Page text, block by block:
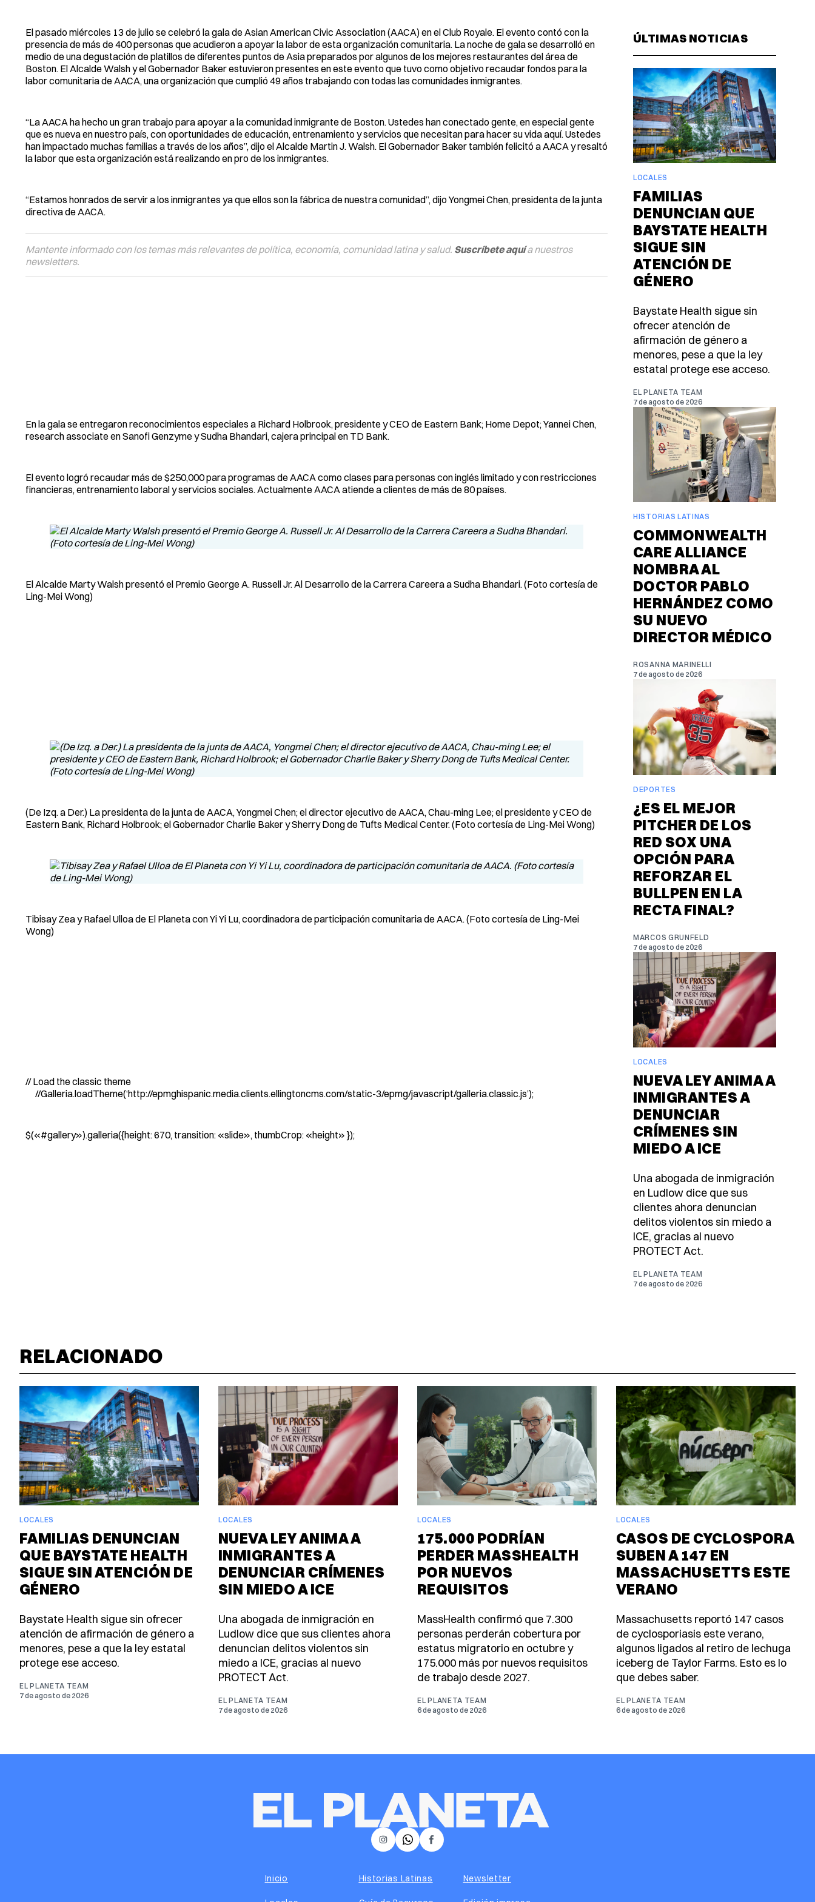
El pasado miércoles 13 de julio se celebró la gala de Asian American Civic Association (AACA) en el Club Royale. El evento contó con la
presencia de más de 400 personas que acudieron a apoyar la labor de esta organización comunitaria. La noche de gala se desarrolló en
medio de una degustación de platillos de diferentes puntos de Asia preparados por algunos de los mejores restaurantes del área de
Boston. El Alcalde Walsh y el Gobernador Baker estuvieron presentes en este evento que tuvo como objetivo recaudar fondos para la
labor comunitaria de AACA, una organización que cumplió 49 años trabajando con todas las comunidades inmigrantes.
“La AACA ha hecho un gran trabajo para apoyar a la comunidad inmigrante de Boston. Ustedes han conectado gente, en especial gente
que es nueva en nuestro país, con oportunidades de educación, entrenamiento y servicios que necesitan para hacer su vida aquí. Ustedes
han impactado muchas familias a través de los años”, dijo el Alcalde Martin J. Walsh. El Gobernador Baker también felicitó a AACA y resaltó
la labor que esta organización está realizando en pro de los inmigrantes.
“Estamos honrados de servir a los inmigrantes ya que ellos son la fábrica de nuestra comunidad”, dijo Yongmei Chen, presidenta de la junta
directiva de AACA.
Mantente informado con los temas más relevantes de política, economía, comunidad latina y salud. Suscríbete aquía nuestros
newsletters.
En la gala se entregaron reconocimientos especiales a Richard Holbrook, presidente y CEO de Eastern Bank; Home Depot; Yannei Chen,
research associate en Sanofi Genzyme y Sudha Bhandari, cajera principal en TD Bank.
El evento logró recaudar más de $250,000 para programas de AACA como clases para personas con inglés limitado y con restricciones
financieras, entrenamiento laboral y servicios sociales. Actualmente AACA atiende a clientes de más de 80 países.
El Alcalde Marty Walsh presentó el Premio George A. Russell Jr. Al Desarrollo de la Carrera Careera a Sudha Bhandari. (Foto cortesía de
Ling-Mei Wong)
(De Izq. a Der.) La presidenta de la junta de AACA, Yongmei Chen; el director ejecutivo de AACA, Chau-ming Lee; el presidente y CEO de
Eastern Bank, Richard Holbrook; el Gobernador Charlie Baker y Sherry Dong de Tufts Medical Center. (Foto cortesía de Ling-Mei Wong)
Tibisay Zea y Rafael Ulloa de El Planeta con Yi Yi Lu, coordinadora de participación comunitaria de AACA. (Foto cortesía de Ling-Mei
Wong)
// Load the classic theme
//Galleria.loadTheme(‘http://epmghispanic.media.clients.ellingtoncms.com/static-3/epmg/javascript/galleria.classic.js’);
$(«#gallery»).galleria({height: 670, transition: «slide», thumbCrop: «height» });
ÚLTIMAS NOTICIAS
LOCALES
FAMILIAS
DENUNCIAN QUE
BAYSTATE HEALTH
SIGUE SIN
ATENCIÓN DE
GÉNERO
Baystate Health sigue sin
ofrecer atención de
afirmación de género a
menores, pese a que la ley
estatal protege ese acceso.
EL PLANETA TEAM
7 de agosto de 2026
HISTORIAS LATINAS
COMMONWEALTH
CARE ALLIANCE
NOMBRA AL
DOCTOR PABLO
HERNÁNDEZ COMO
SU NUEVO
DIRECTOR MÉDICO
ROSANNA MARINELLI
7 de agosto de 2026
DEPORTES
¿ES EL MEJOR
PITCHER DE LOS
RED SOX UNA
OPCIÓN PARA
REFORZAR EL
BULLPEN EN LA
RECTA FINAL?
MARCOS GRUNFELD
7 de agosto de 2026
LOCALES
NUEVA LEY ANIMA A
INMIGRANTES A
DENUNCIAR
CRÍMENES SIN
MIEDO A ICE
Una abogada de inmigración
en Ludlow dice que sus
clientes ahora denuncian
delitos violentos sin miedo a
ICE, gracias al nuevo
PROTECT Act.
EL PLANETA TEAM
7 de agosto de 2026
RELACIONADO
LOCALES
FAMILIAS DENUNCIAN
QUE BAYSTATE HEALTH
SIGUE SIN ATENCIÓN DE
GÉNERO
Baystate Health sigue sin ofrecer
atención de afirmación de género a
menores, pese a que la ley estatal
protege ese acceso.
EL PLANETA TEAM
7 de agosto de 2026
LOCALES
NUEVA LEY ANIMA A
INMIGRANTES A
DENUNCIAR CRÍMENES
SIN MIEDO A ICE
Una abogada de inmigración en
Ludlow dice que sus clientes ahora
denuncian delitos violentos sin
miedo a ICE, gracias al nuevo
PROTECT Act.
EL PLANETA TEAM
7 de agosto de 2026
LOCALES
175.000 PODRÍAN
PERDER MASSHEALTH
POR NUEVOS
REQUISITOS
MassHealth confirmó que 7.300
personas perderán cobertura por
estatus migratorio en octubre y
175.000 más por nuevos requisitos
de trabajo desde 2027.
EL PLANETA TEAM
6 de agosto de 2026
LOCALES
CASOS DE CYCLOSPORA
SUBEN A 147 EN
MASSACHUSETTS ESTE
VERANO
Massachusetts reportó 147 casos
de cyclosporiasis este verano,
algunos ligados al retiro de lechuga
iceberg de Taylor Farms. Esto es lo
que debes saber.
EL PLANETA TEAM
6 de agosto de 2026
𝕏 Facebook
Instagram
Inicio Historias Latinas Newsletter